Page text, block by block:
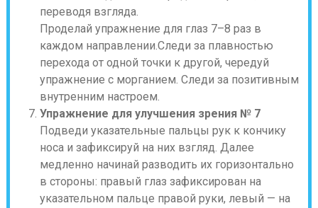
переводя взгляда.
Проделай упражнение для глаз 7–8 раз в
каждом направлении.Следи за плавностью
перехода от одной точки к другой, чередуй
упражнение с морганием. Следи за позитивным
внутренним настроем.
Упражнение для улучшения зрения № 7
Подведи указательные пальцы рук к кончику
носа и зафиксируй на них взгляд. Далее
медленно начинай разводить их горизонтально
в стороны: правый глаз зафиксирован на
указательном пальце правой руки, левый — на